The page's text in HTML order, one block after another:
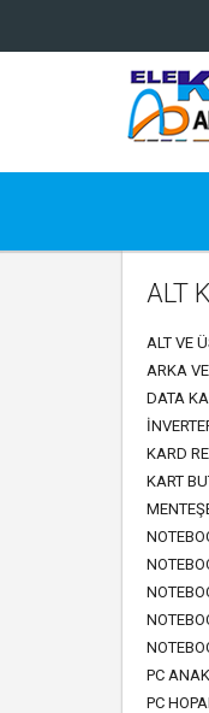
ALT
ALT VE
ARKA
DATA
KARD
KART
PC
PC